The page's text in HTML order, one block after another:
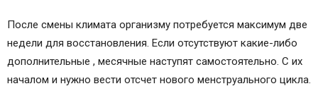
После смены климата организму потребуется максимум две
недели для восстановления. Если отсутствуют какие-либо
дополнительные , месячные наступят самостоятельно. С их
началом и нужно вести отсчет нового менструального цикла.